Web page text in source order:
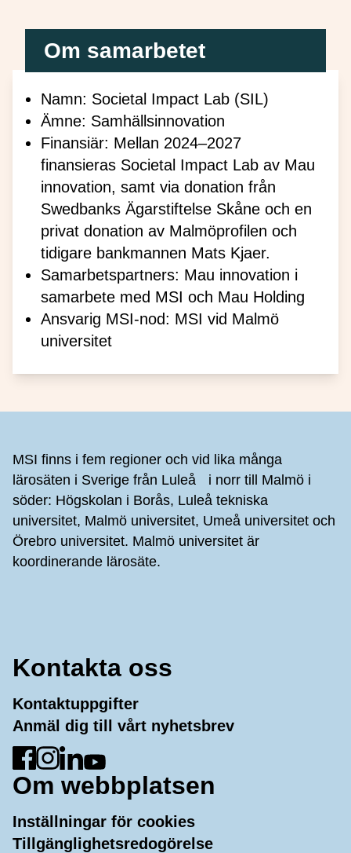
Om samarbetet
Namn: Societal Impact Lab (SIL)
Ämne: Samhällsinnovation
Finansiär: Mellan 2024–2027
finansieras Societal Impact Lab av Mau
innovation, samt via donation från
Swedbanks Ägarstiftelse Skåne och en
privat donation av Malmöprofilen och
tidigare bankmannen Mats Kjaer.
Samarbetspartners: Mau innovation i
samarbete med MSI och Mau Holding
Ansvarig MSI-nod: MSI vid Malmö
universitet
MSI finns i fem regioner och vid lika många
lärosäten i Sverige från Luleå i norr till Malmö i
söder: Högskolan i Borås, Luleå tekniska
universitet, Malmö universitet, Umeå universitet och
Örebro universitet. Malmö universitet är
koordinerande lärosäte.
Kontakta oss
Kontaktuppgifter
Anmäl dig till vårt nyhetsbrev
Gå till Facebook
Gå till Instagram
Gå till LinkedIn
Gå till YouTube
Om webbplatsen
Inställningar för cookies
Tillgänglighetsredogörelse